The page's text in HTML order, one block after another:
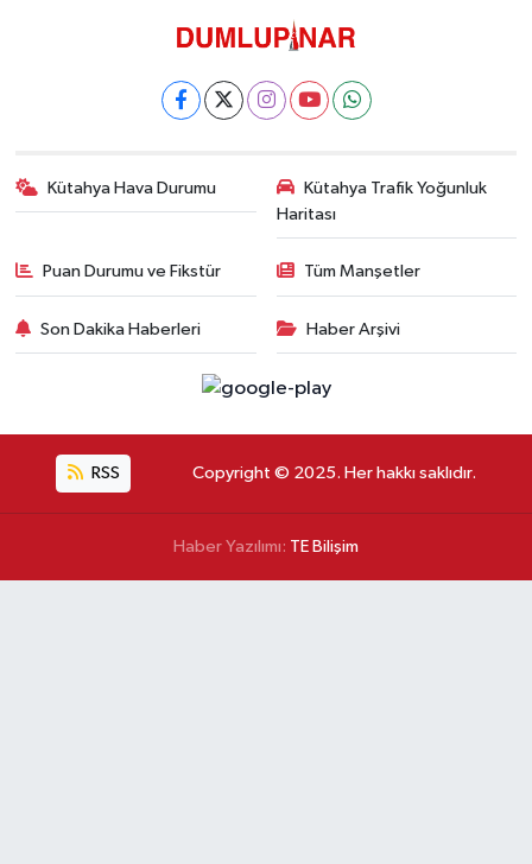
Kütahya Hava Durumu
Kütahya Trafik Yoğunluk
Haritası
Puan Durumu ve Fikstür Tüm Manşetler
Son Dakika Haberleri Haber Arşivi
RSS Copyright © 2025. Her hakkı saklıdır.
Haber Yazılımı: TE Bilişim